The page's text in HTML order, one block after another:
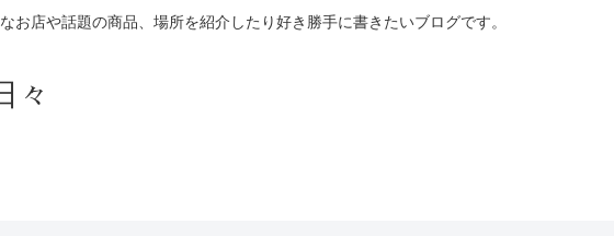
店や話題の商品、場所を紹介したり好き勝手に書きたいブログです。
々